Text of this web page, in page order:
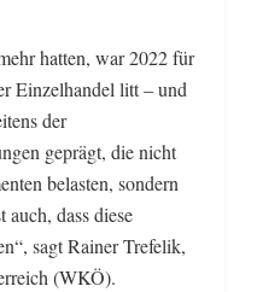
hatten, war 2022 für
Einzelhandel litt – und
der
geprägt, die nicht
belasten, sondern
dass diese
sagt Rainer Trefelik,
(WKÖ).